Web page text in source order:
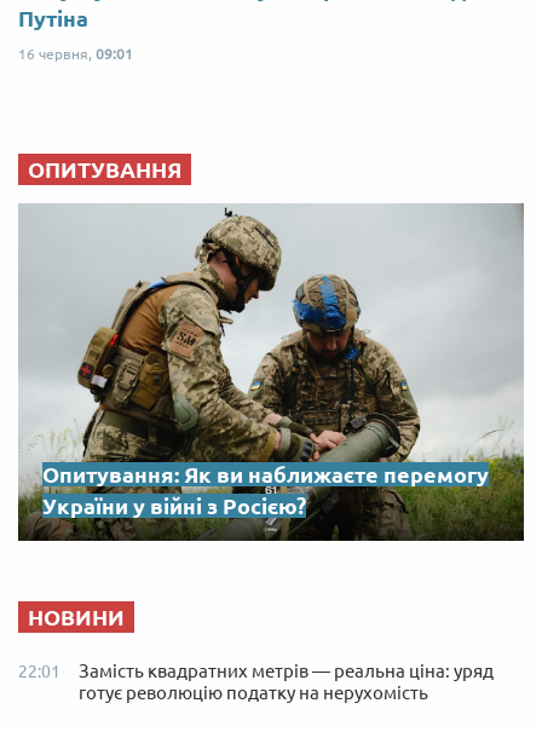
Путіна
16 червня, 09:01
ОПИТУВАННЯ
Опитування: Як ви наближаєте перемогу
України у війні з Росією?
НОВИНИ
22:01
Замість квадратних метрів — реальна ціна: уряд
готує революцію податку на нерухомість